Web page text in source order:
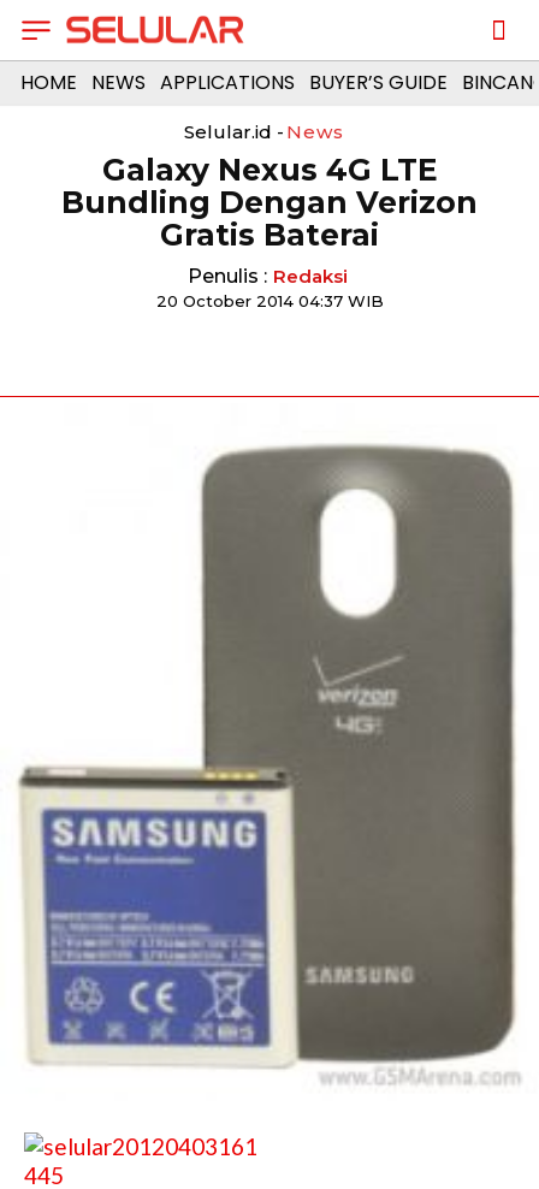
HOME NEWS APPLICATIONS BUYER’S GUIDE
Selular.id - News
Galaxy Nexus 4G LTE
Bundling Dengan Verizon
Gratis Baterai
Penulis : Redaksi
20 October 2014 04:37 WIB